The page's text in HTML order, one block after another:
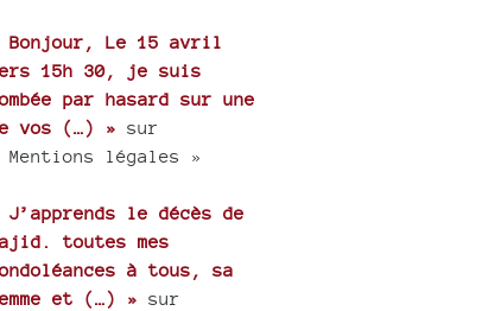
Bonjour, Le 15 avril
15h 30, je suis
par hasard sur une
vos (…) » sur
Mentions légales »
J’apprends le décès de
toutes mes
à tous, sa
et (…) » sur